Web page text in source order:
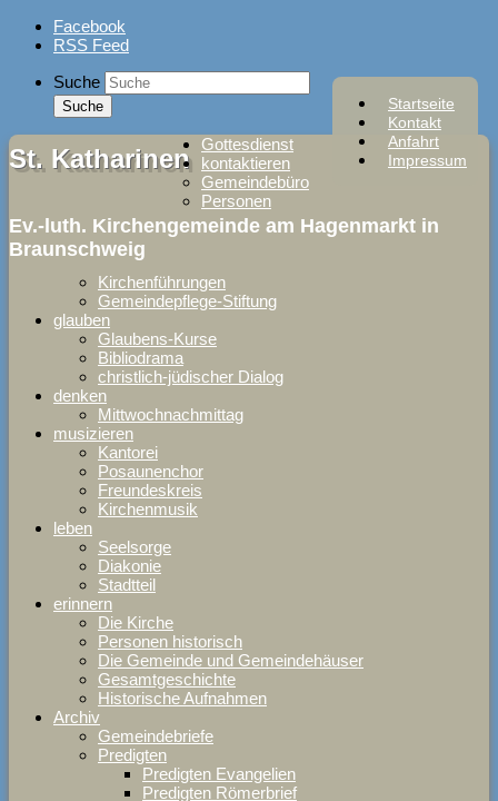
Skip
Facebook
RSS Feed
Startseite
Kontakt
Anfahrt
Impressum
Suche
St. Katharinen
Ev.-luth. Kirchengemeinde am Hagenmarkt in
Braunschweig
Gottesdienst
kontaktieren
Gemeindebüro
Personen
Kirchenführungen
Gemeindepflege-Stiftung
glauben
Glaubens-Kurse
Bibliodrama
christlich-jüdischer Dialog
denken
Mittwochnachmittag
musizieren
Kantorei
Posaunenchor
Freundeskreis
Kirchenmusik
leben
Seelsorge
Diakonie
Stadtteil
erinnern
Die Kirche
Personen historisch
Die Gemeinde und Gemeindehäuser
Gesamtgeschichte
Historische Aufnahmen
Archiv
Gemeindebriefe
Predigten
Predigten Evangelien
Predigten Römerbrief